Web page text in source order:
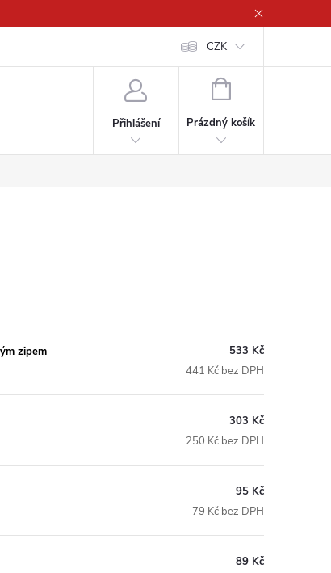
CZK
Přihlášení
NÁKUPNÍ
Prázdný košík
zipem
533 Kč
441 Kč bez DPH
303 Kč
250 Kč bez DPH
95 Kč
79 Kč bez DPH
89 Kč